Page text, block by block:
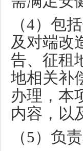
（4）包
及对端改
告、征租
地相关补
办理，本
内容，以
（5）负